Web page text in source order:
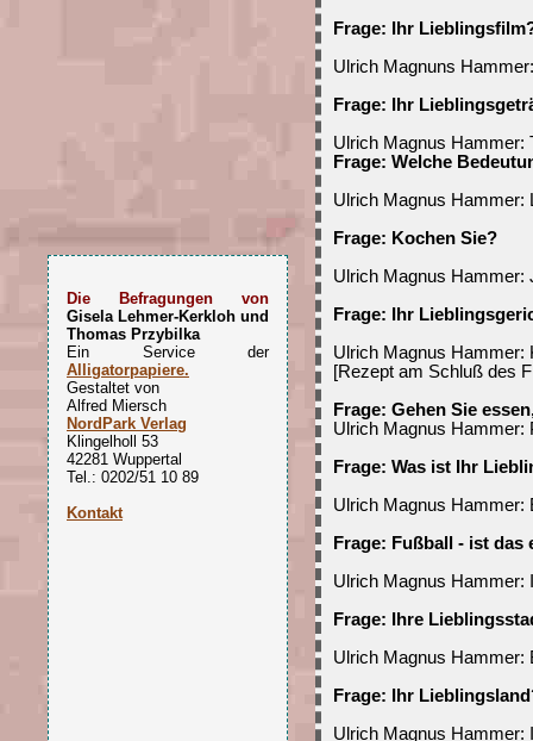
Frage: Ihr
Ulrich Magnuns
Frage: Ihr
Ulrich Magnus Hammer:
Frage: Welche
Ulrich Magnus Hammer:
Frage: Kochen Sie?
Ulrich Magnus Hammer:
Frage: Ihr
Ulrich Magnus Hammer:
[Rezept am Schluß des
Frage: Gehen Sie
Ulrich Magnus Hammer:
Frage: Was ist Ihr
Ulrich Magnus Hammer:
Frage: Fußball - ist das
Ulrich Magnus Hammer:
Frage: Ihre
Ulrich Magnus Hammer:
Frage: Ihr
Ulrich Magnus Hammer:
Die Befragungen von
Gisela Lehmer-Kerkloh und
Thomas Przybilka
Ein Service der
Alligatorpapiere.
Gestaltet von
Alfred Miersch
NordPark Verlag
Klingelholl 53
42281 Wuppertal
Tel.: 0202/51 10 89
Kontakt